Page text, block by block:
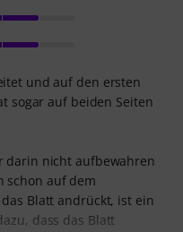
und auf den ersten
sogar auf beiden Seiten
darin nicht aufbewahren
schon auf dem
Blatt andrückt, ist ein
dass das Blatt